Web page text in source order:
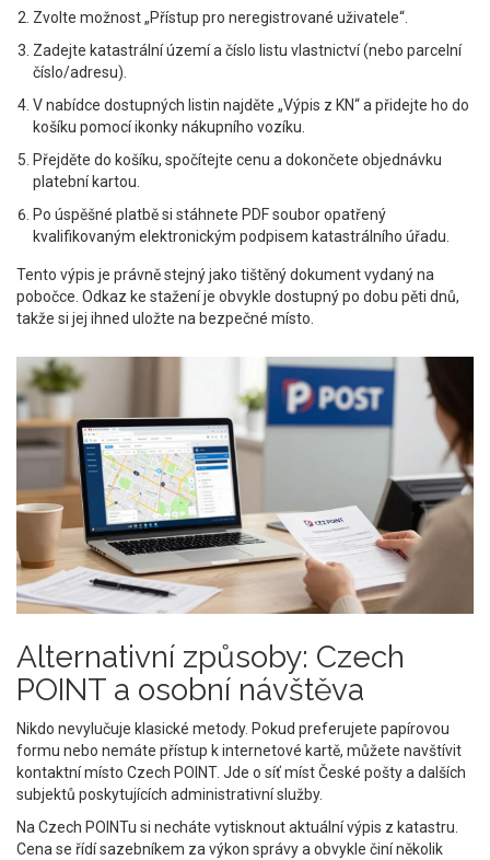
Zvolte možnost „Přístup pro neregistrované uživatele“.
Zadejte katastrální území a číslo listu vlastnictví (nebo parcelní
číslo/adresu).
V nabídce dostupných listin najděte „Výpis z KN“ a přidejte ho do
košíku pomocí ikonky nákupního vozíku.
Přejděte do košíku, spočítejte cenu a dokončete objednávku
platební kartou.
Po úspěšné platbě si stáhnete PDF soubor opatřený
kvalifikovaným elektronickým podpisem katastrálního úřadu.
Tento výpis je právně stejný jako tištěný dokument vydaný na
pobočce. Odkaz ke stažení je obvykle dostupný po dobu pěti dnů,
takže si jej ihned uložte na bezpečné místo.
Alternativní způsoby: Czech
POINT a osobní návštěva
Nikdo nevylučuje klasické metody. Pokud preferujete papírovou
formu nebo nemáte přístup k internetové kartě, můžete navštívit
kontaktní místo Czech POINT. Jde o síť míst České pošty a dalších
subjektů poskytujících administrativní služby.
Na Czech POINTu si necháte vytisknout aktuální výpis z katastru.
Cena se řídí sazebníkem za výkon správy a obvykle činí několik